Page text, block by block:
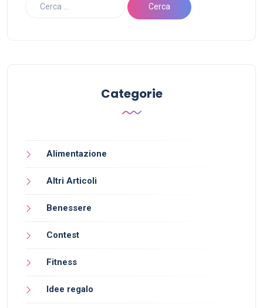
Categorie
Alimentazione
Altri Articoli
Benessere
Contest
Fitness
Idee regalo